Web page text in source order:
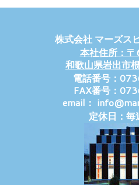
株式会社 マーズ
本社住所：
和歌山県岩出市
電話番号：
FAX番号：
email：
定休日：毎